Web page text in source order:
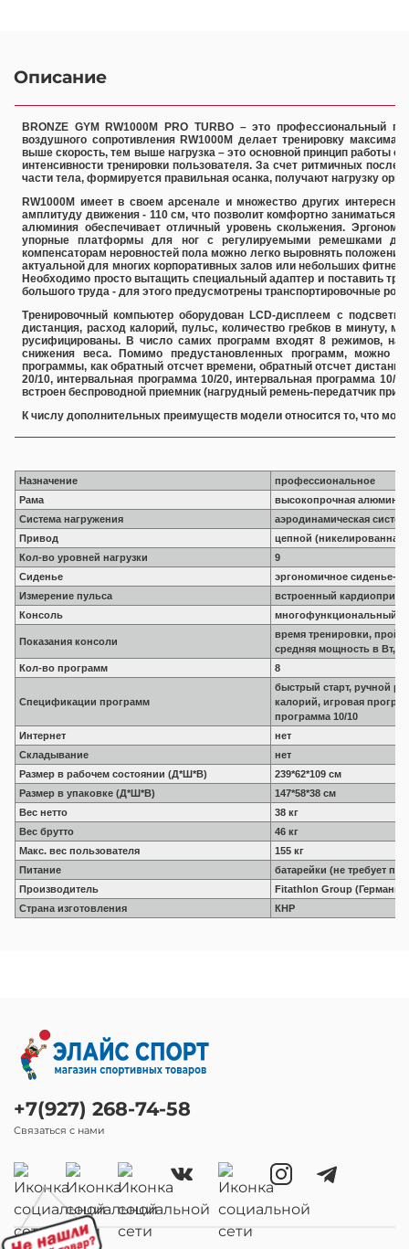
Описание
BRONZE GYM RW1000M PRO TURBO – это профессиональный
воздушного сопротивления RW1000M делает тренировку
выше скорость, тем выше нагрузка – это основной принцип работы
интенсивности тренировки пользователя. За счет ритмичных
части тела, формируется правильная осанка, получают нагрузку
RW1000M имеет в своем арсенале и множество других
амплитуду движения - 110 см, что позволит комфортно заниматься
алюминия обеспечивает отличный уровень скольжения.
упорные платформы для ног с регулируемыми ремешками
компенсаторам неровностей пола можно легко выровнять
актуальной для многих корпоративных залов или небольших
Необходимо просто вытащить специальный адаптер и поставить
большого труда - для этого предусмотрены транспортировочные
Тренировочный компьютер оборудован LCD-дисплеем с
дистанция, расход калорий, пульс, количество гребков в минуту,
русифицированы. В число самих программ входят 8 режимов,
снижения веса. Помимо предустановленных программ, можно
программы, как обратный отсчет времени, обратный отсчет
20/10, интервальная программа 10/20, интервальная программа 10/
встроен беспроводной приемник (нагрудный ремень-передатчик
К числу дополнительных преимуществ модели относится то, что
Назначение
профессиональное
Рама
высокопрочная
Система нагружения
аэродинамическая
Привод
цепной (никелированная
Кол-во уровней нагрузки
9
Сиденье
эргономичное сиденье-
Измерение пульса
встроенный
Консоль
многофункциональный
Показания консоли
время тренировки,
средняя мощность в Вт,
Кол-во программ
8
Спецификации программ
быстрый старт, ручной
калорий, игровая
программа 10/10
Интернет
нет
Складывание
нет
Размер в рабочем состоянии (Д*Ш*В)
239*62*109 см
Размер в упаковке (Д*Ш*В)
147*58*38 см
Вес нетто
38 кг
Вес брутто
46 кг
Макс. вес пользователя
155 кг
Питание
батарейки (не требует
Производитель
Fitathlon Group (Германия)
Страна изготовления
КНР
+7(927) 268-74-58
Связаться с нами